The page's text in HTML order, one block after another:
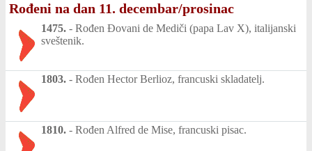
Rođeni na dan 11. decembar/prosinac
1475. - Rođen Đovani de Mediči (papa Lav X), italijanski
sveštenik.
1803. - Rođen Hector Berlioz, francuski skladatelj.
1810. - Rođen Alfred de Mise, francuski pisac.